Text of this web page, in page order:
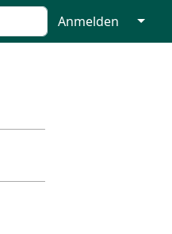
Anmelden ↓